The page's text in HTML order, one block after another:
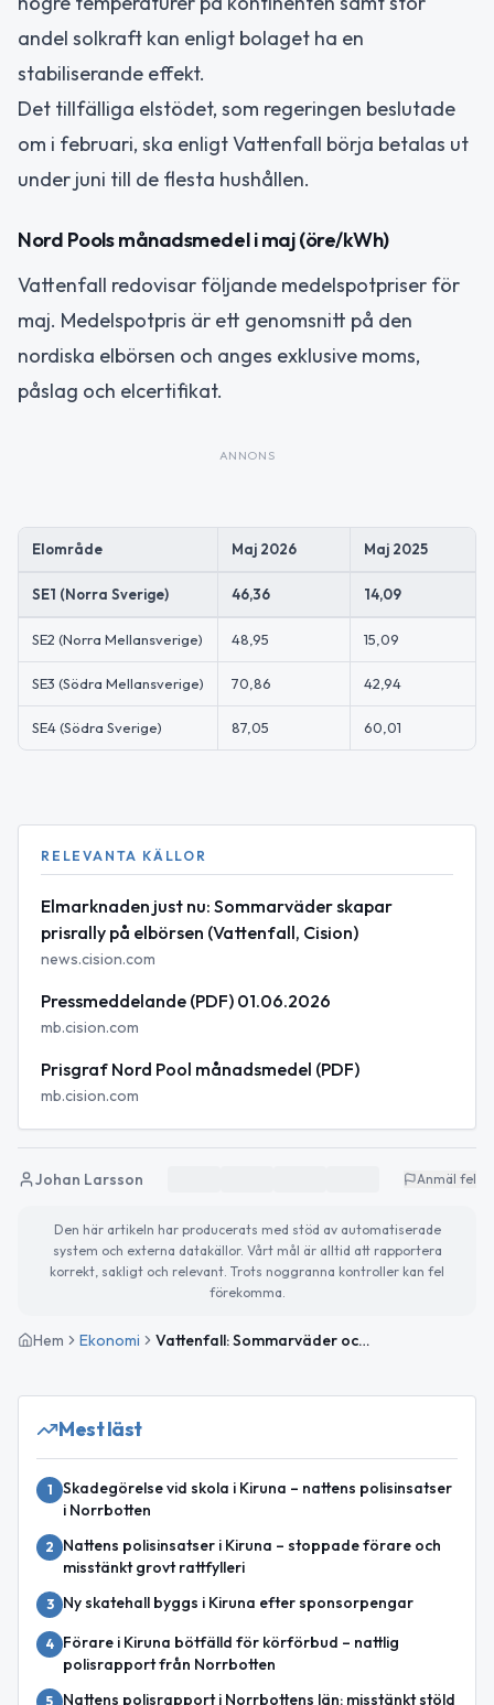
andel solkraft kan enligt bolaget ha en
stabiliserande effekt.
Det tillfälliga elstödet, som regeringen beslutade
om i februari, ska enligt Vattenfall börja betalas ut
under juni till de flesta hushållen.
Nord Pools månadsmedel i maj (öre/kWh)
Vattenfall redovisar följande medelspotpriser för
maj. Medelspotpris är ett genomsnitt på den
nordiska elbörsen och anges exklusive moms,
påslag och elcertifikat.
ANNONS
Elområde Maj 2026 Maj 2025
SE1 (Norra Sverige) 46,36 14,09
SE2 (Norra Mellansverige) 48,95 15,09
SE3 (Södra Mellansverige) 70,86 42,94
SE4 (Södra Sverige) 87,05 60,01
RELEVANTA KÄLLOR
Elmarknaden just nu: Sommarväder skapar
prisrally på elbörsen (Vattenfall, Cision)
news.cision.com
Pressmeddelande (PDF) 01.06.2026
mb.cision.com
Prisgraf Nord Pool månadsmedel (PDF)
mb.cision.com
Johan Larsson Anmäl fel
Den här artikeln har producerats med stöd av automatiserade
system och externa datakällor. Vårt mål är alltid att rapportera
korrekt, sakligt och relevant. Trots noggranna kontroller kan fel
förekomma.
Hem Ekonomi Vattenfall: Sommarväder och låg hydrologi driver upp elpriserna – nivåer nära 2022
Mest läst
1
Skadegörelse vid skola i Kiruna – nattens polisinsatser
i Norrbotten
2
Nattens polisinsatser i Kiruna – stoppade förare och
misstänkt grovt rattfylleri
3 Ny skatehall byggs i Kiruna efter sponsorpengar
4
Förare i Kiruna bötfälld för körförbud – nattlig
polisrapport från Norrbotten
5 Nattens polisrapport i Norrbottens län: misstänkt stöld